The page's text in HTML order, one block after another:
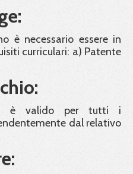
è necessario essere in
curriculari: a) Patente
è valido per tutti i
dal relativo